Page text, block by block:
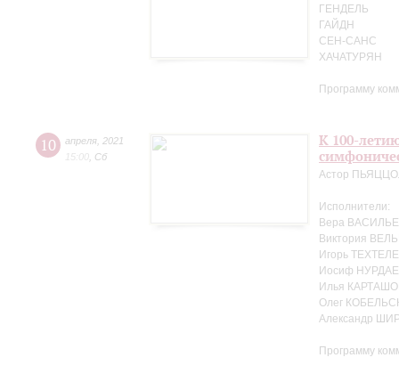
ГЕНДЕЛЬ
ГАЙДН
СЕН-САНС
ХАЧАТУРЯН
Программу
10 апреля 2021
15:00 Сб
К 100-
Астор
Исполнители:
Вера
Виктория
Игорь
Иосиф
Илья
Олег
Александр
Программу